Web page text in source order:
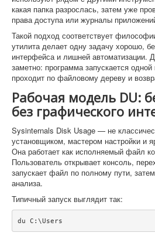
какая папка разрослась, затем уже
права доступа или журналы
Такой подход соответствует
утилита делает одну задачу хорошо,
интерфейса и лишней автоматизации.
заметно: программа запускается
проходит по файловому дереву и
Рабочая модель DU:
без графического
Sysinternals Disk Usage — не
установщиком, мастером настройки и
Она работает как исполняемый файл
Пользователь открывает консоль,
запускает файл по полному пути,
анализа.
Типичный запуск выглядит так:
du C:\Users